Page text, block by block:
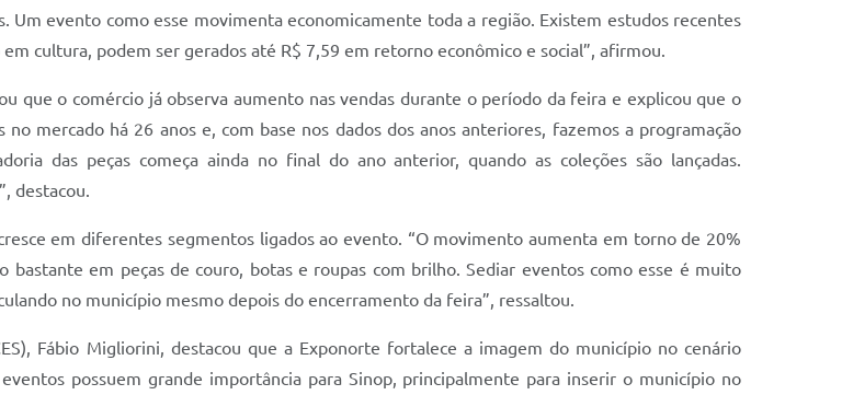
Um evento como esse movimenta economicamente toda a região. Existem estudos recentes
cultura, podem ser gerados até R$ 7,59 em retorno econômico e social”, afirmou.
que o comércio já observa aumento nas vendas durante o período da feira e explicou que o
mercado há 26 anos e, com base nos dados dos anos anteriores, fazemos a programação
das peças começa ainda no final do ano anterior, quando as coleções são lançadas.
destacou.
em diferentes segmentos ligados ao evento. “O movimento aumenta em torno de 20%
em peças de couro, botas e roupas com brilho. Sediar eventos como esse é muito
no município mesmo depois do encerramento da feira”, ressaltou.
Fábio Migliorini, destacou que a Exponorte fortalece a imagem do município no cenário
possuem grande importância para Sinop, principalmente para inserir o município no